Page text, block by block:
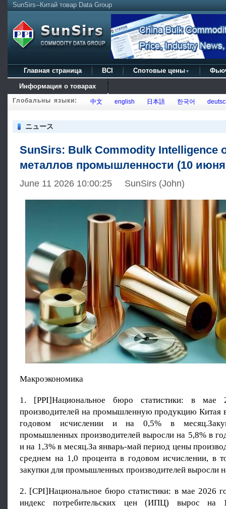
SunSirs--Китай товар Data Group
Главная страница BCI Спотовые цены ▼
Информация о товарах
Глобальны языки: 中文 english 日本語 한국어
ニュース
SunSirs: Bulk Commodity Intelligence
металлов промышленности (10 июня
June 11 2026 10:00:25 SunSirs (John)
Макроэкономика
1. [PPI]Национальное бюро статистики: в мае
производителей на промышленную продукцию Китая
годовом исчислении и на 0,5% в
промышленных производителей выросли на 5,8% в
и на 1,3% в месяц.За январь-май период цены
среднем на 1,0 процента в годовом исчислении, в
закупки для промышленных производителей выросли
2. [CPI]Национальное бюро статистики: в мае 2026
индекс потребительских цен (ИПЦ) вырос на